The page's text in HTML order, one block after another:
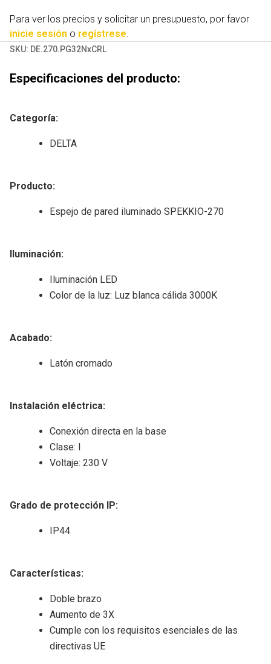
Para ver los precios y solicitar un presupuesto, por favor
inicie sesión o regístrese
SKU: DE.270.PG32NxCRL
Especificaciones del producto:
Categoría:
DELTA
Producto:
Espejo de pared iluminado SPEKKIO-270
Iluminación:
Iluminación LED
Color de la luz: Luz blanca cálida 3000K
Acabado:
Latón cromado
Instalación eléctrica:
Conexión directa en la base
Clase: I
Voltaje: 230 V
Grado de protección IP:
IP44
Características:
Doble brazo
Aumento de 3X
Cumple con los requisitos esenciales de las
directivas UE